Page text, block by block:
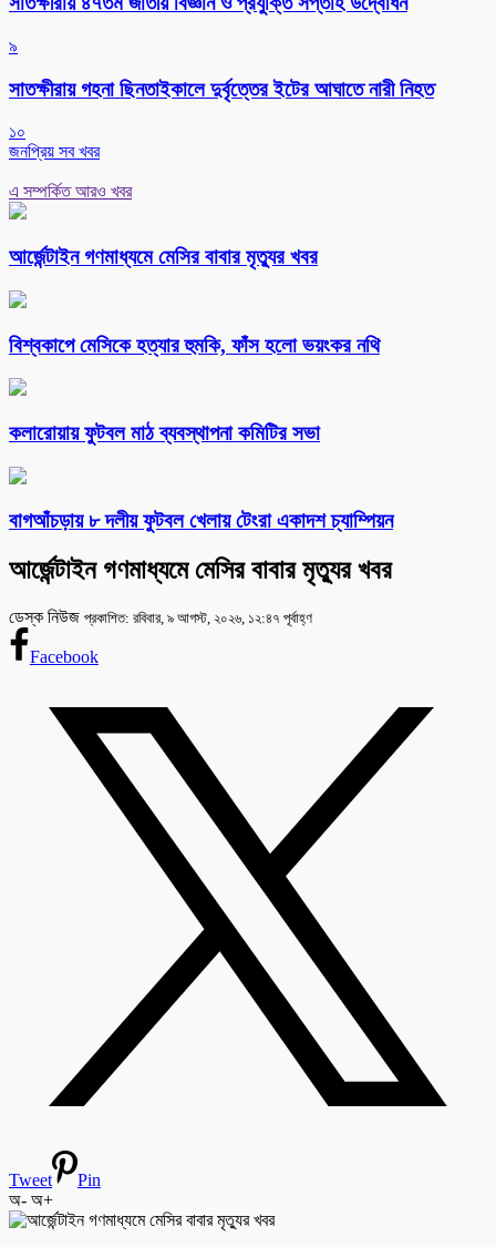
৯
সাতক্ষীরায় গহনা ছিনতাইকালে দুর্বৃত্তের ইটের আঘাতে নারী নিহত
১০
জনপ্রিয় সব খবর
এ সম্পর্কিত আরও খবর
আর্জেন্টাইন গণমাধ্যমে মেসির বাবার মৃত্যুর খবর
বিশ্বকাপে মেসিকে হত্যার হুমকি, ফাঁস হলো ভয়ংকর নথি
কলারোয়ায় ফুটবল মাঠ ব্যবস্থাপনা কমিটির সভা
বাগআঁচড়ায় ৮ দলীয় ফুটবল খেলায় টেংরা একাদশ চ্যাম্পিয়ন
আর্জেন্টাইন গণমাধ্যমে মেসির বাবার মৃত্যুর খবর
ডেস্ক নিউজ প্রকাশিত: রবিবার, ৯ আগস্ট, ২০২৬, ১২:৪৭ পূর্বাহ্ণ
Facebook
Tweet
Pin
অ- অ+